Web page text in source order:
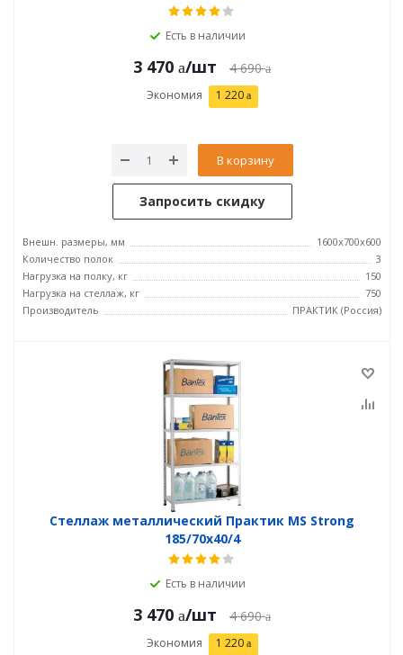
Есть в наличии
3 470 /шт 4 690
Экономия 1 220
В корзину
Запросить скидку
Внешн. размеры, мм
1600x700x600
Количество полок
3
Нагрузка на полку, кг
150
Нагрузка на стеллаж, кг
750
Производитель
ПРАКТИК (Россия)
Стеллаж металлический Практик MS Strong
185/70x40/4
Есть в наличии
3 470 /шт 4 690
Экономия 1 220